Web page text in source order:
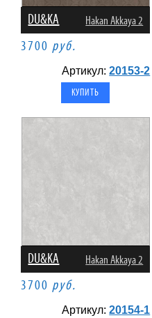
DU&KA Hakan Akkaya 2
3700 руб.
Артикул:20153-2
DU&KA Hakan Akkaya 2
3700 руб.
Артикул:20154-1